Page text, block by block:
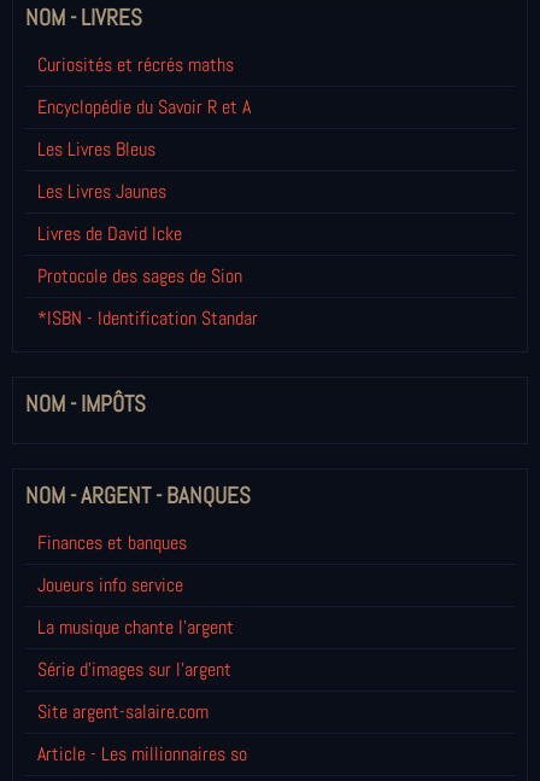
NOM - LIVRES
Curiosités et récrés maths
Encyclopédie du Savoir R et A
Les Livres Bleus
Les Livres Jaunes
Livres de David Icke
Protocole des sages de Sion
*ISBN - Identification Standar
NOM - IMPÔTS
NOM - ARGENT - BANQUES
Finances et banques
Joueurs info service
La musique chante l'argent
Série d'images sur l'argent
Site argent-salaire.com
Article - Les millionnaires so